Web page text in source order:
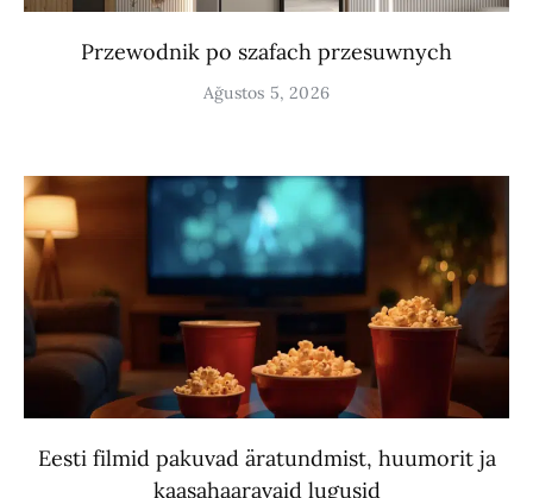
Przewodnik po szafach przesuwnych
Ağustos 5, 2026
Eesti filmid pakuvad äratundmist, huumorit ja
kaasahaaravaid lugusid